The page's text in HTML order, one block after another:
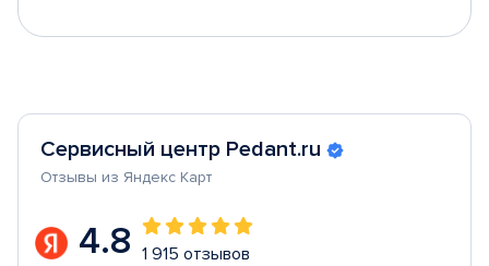
Сервисный центр Pedant.ru
Отзывы из Яндекс Карт
4.8 1 915 отзывов